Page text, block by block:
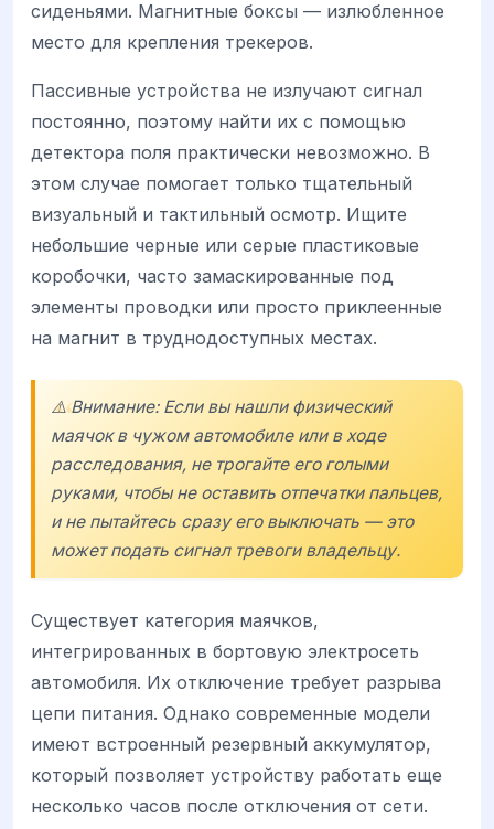
сиденьями. Магнитные боксы — излюбленное
место для крепления трекеров.
Пассивные устройства не излучают сигнал
постоянно, поэтому найти их с помощью
детектора поля практически невозможно. В
этом случае помогает только тщательный
визуальный и тактильный осмотр. Ищите
небольшие черные или серые пластиковые
коробочки, часто замаскированные под
элементы проводки или просто приклеенные
на магнит в труднодоступных местах.
⚠️ Внимание: Если вы нашли физический
маячок в чужом автомобиле или в ходе
расследования, не трогайте его голыми
руками, чтобы не оставить отпечатки пальцев,
и не пытайтесь сразу его выключать — это
может подать сигнал тревоги владельцу.
Существует категория маячков,
интегрированных в бортовую электросеть
автомобиля. Их отключение требует разрыва
цепи питания. Однако современные модели
имеют встроенный резервный аккумулятор,
который позволяет устройству работать еще
несколько часов после отключения от сети.